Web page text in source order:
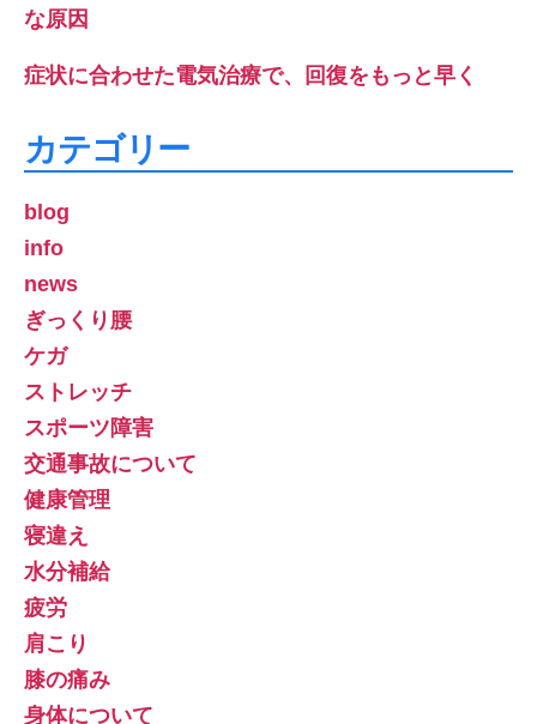
な原因
症状に合わせた電気治療で、回復をもっと早く
カテゴリー
blog
info
news
ぎっくり腰
ケガ
ストレッチ
スポーツ障害
交通事故について
健康管理
寝違え
水分補給
疲労
肩こり
膝の痛み
身体について